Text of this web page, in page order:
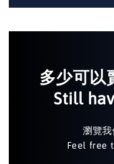
多少可以
Still
瀏覽我
Feel free